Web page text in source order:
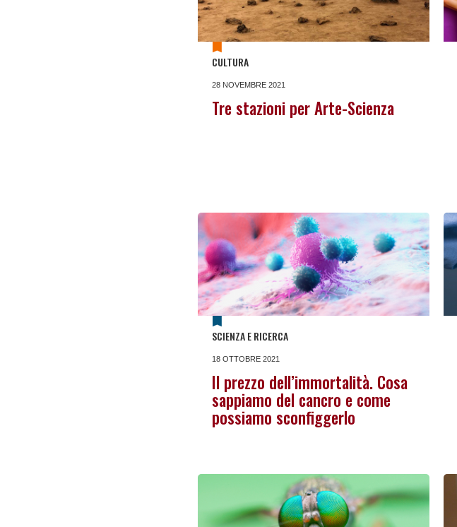
CULTURA
28 NOVEMBRE 2021
Tre stazioni per Arte-Scienza
SCIENZA E RICERCA
18 OTTOBRE 2021
Il prezzo dell’immortalità. Cosa
sappiamo del cancro e come
possiamo sconfiggerlo